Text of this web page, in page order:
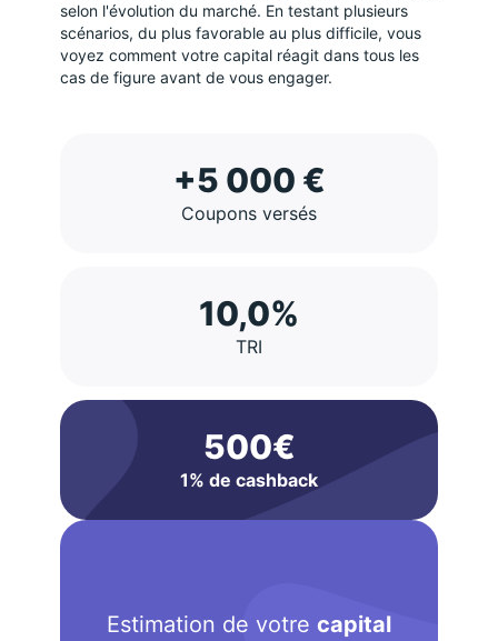
selon l'évolution du marché. En testant plusieurs
scénarios, du plus favorable au plus difficile, vous
voyez comment votre capital réagit dans tous les
cas de figure avant de vous engager.
+5 000 €
Coupons versés
10,0%
TRI
500€
1% de cashback
Estimation de votre capital